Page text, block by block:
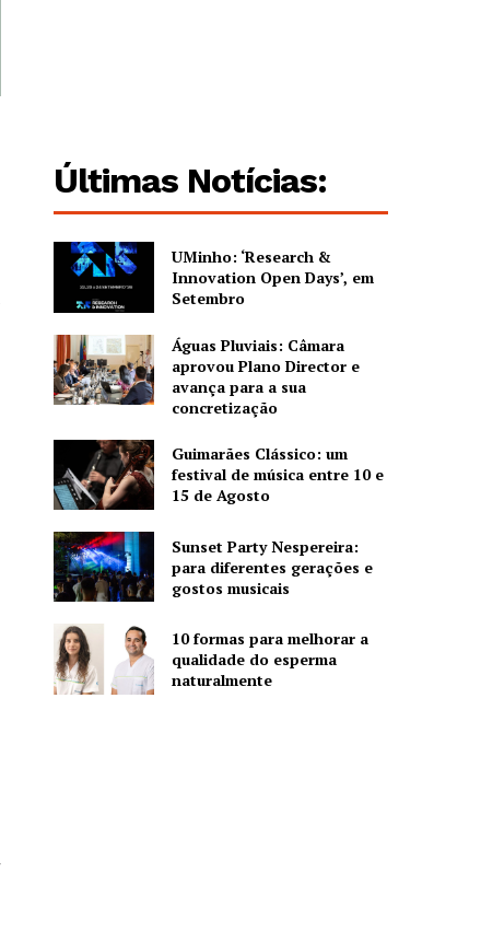
Últimas Notícias:
UMinho: ‘Research &
Innovation Open Days’, em
Setembro
Águas Pluviais: Câmara
aprovou Plano Director e
avança para a sua
concretização
Guimarães Clássico: um
festival de música entre 10 e
15 de Agosto
Sunset Party Nespereira:
para diferentes gerações e
gostos musicais
10 formas para melhorar a
qualidade do esperma
naturalmente